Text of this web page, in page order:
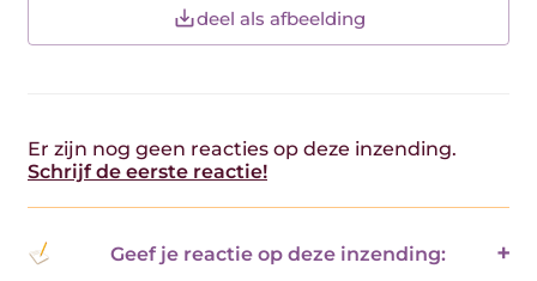
deel als afbeelding
Er zijn nog geen reacties op deze inzending.
Schrijf de eerste reactie!
Geef je reactie op deze inzending: